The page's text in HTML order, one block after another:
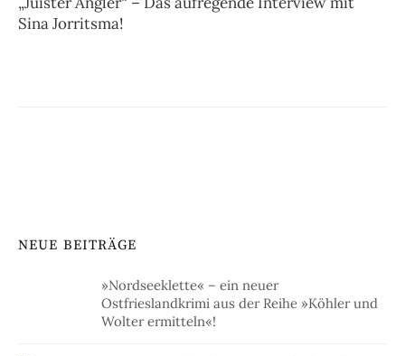
Sina Jorritsma!
NEUE BEITRÄGE
»Nordseeklette« – ein neuer
Ostfrieslandkrimi aus der Reihe »Köhler und
Wolter ermitteln«!